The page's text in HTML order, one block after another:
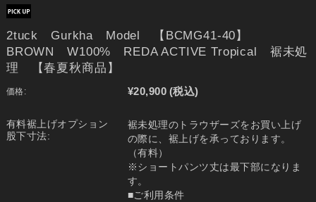
2tuck Gurkha Model 【BCMG41-40】
BROWN W100% REDA ACTIVE Tropical 裾未処
理 【春夏秋商品】
価格: ¥20,900 (税込)
有料裾上げオプション
股下寸法:
裾未処理のトラウザーズをお買い上げ
の際に、裾上げを承っております。
（有料）
※ショートパンツ丈は最下部になりま
す。
■ご利用条件